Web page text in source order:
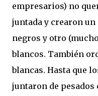
empresarios) no
juntada y crearon
negros y otro
blancos. También
blancas. Hasta que
juntaron de pesados